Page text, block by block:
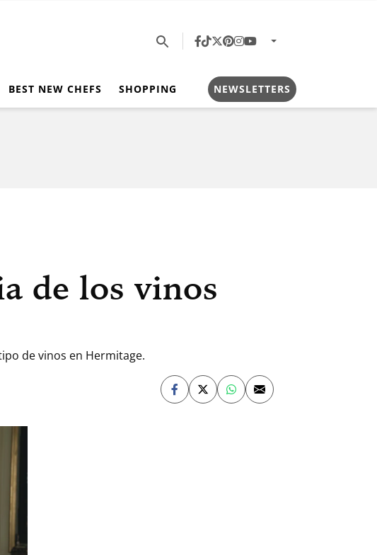
BEST NEW CHEFS SHOPPING NEWSLETTERS
de los vinos
de vinos en Hermitage.